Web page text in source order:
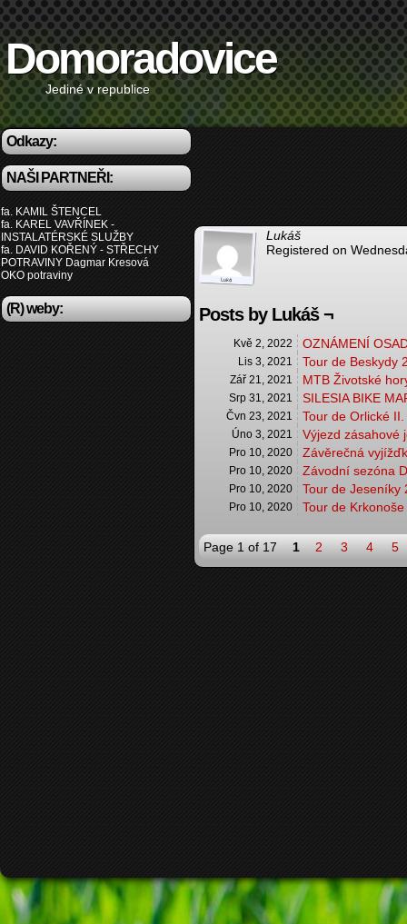
Domoradovice
Jediné v republice
Odkazy:
NAŠI PARTNEŘI:
fa. KAMIL ŠTENCEL
fa. KAREL VAVŘÍNEK -
INSTALATÉRSKÉ SLUŽBY
fa. DAVID KOŘENÝ - STŘECHY
POTRAVINY Dagmar Kresová
OKO potraviny
(R) weby:
Lukáš
Registered on
Posts by Lukáš ¬
Kvě 2, 2022 OZNÁMENÍ
Lis 3, 2021 Tour de Beskydy
Zář 21, 2021 MTB Životské
Srp 31, 2021 SILESIA BIKE
Čvn 23, 2021 Tour de Orlické II.
Úno 3, 2021 Výjezd zásahové
Pro 10, 2020 Závěrečná
Pro 10, 2020 Závodní sezóna
Pro 10, 2020 Tour de Jeseníky
Pro 10, 2020 Tour de
Page 1 of 17 1 2 3 4 5